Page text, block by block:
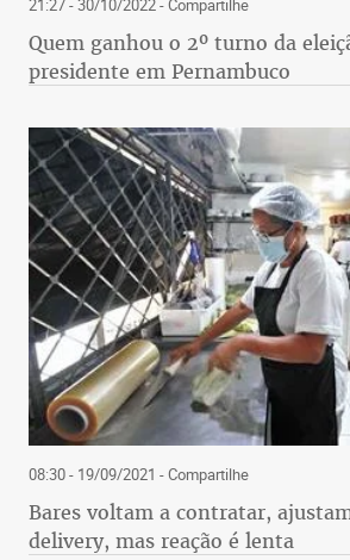
21:27 - 30/10/2022- Compartilhe
Quem ganhou o 2º turno da
presidente em Pernambuco
08:30 - 19/09/2021 - Compartilhe
Bares voltam a contratar,
delivery, mas reação é lenta